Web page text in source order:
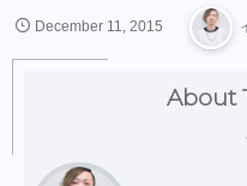
December 11,2015
About